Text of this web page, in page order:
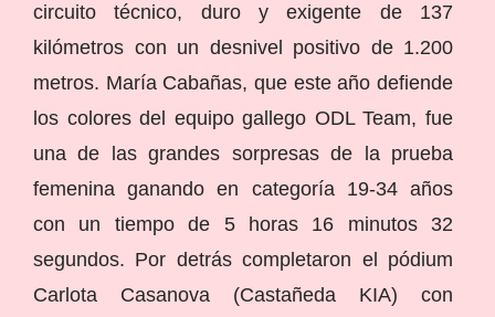
circuito técnico, duro y exigente de 137
kilómetros con un desnivel positivo de 1.200
metros. María Cabañas, que este año defiende
los colores del equipo gallego ODL Team, fue
una de las grandes sorpresas de la prueba
femenina ganando en categoría 19-34 años
con un tiempo de 5 horas 16 minutos 32
segundos. Por detrás completaron el pódium
Carlota Casanova (Castañeda KIA) con